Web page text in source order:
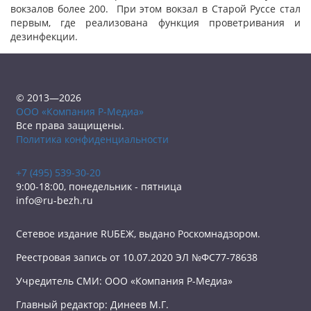
вокзалов более 200. При этом вокзал в Старой Руссе стал
первым, где реализована функция проветривания и
дезинфекции.
© 2013—2026
ООО «Компания Р-Медиа»
Все права защищены.
Политика конфиденциальности
+7 (495) 539-30-20
9:00-18:00, понедельник - пятница
info@ru-bezh.ru
Сетевое издание RUБЕЖ, выдано Роскомнадзором.
Реестровая запись от 10.07.2020 ЭЛ №ФС77-78638
Учредитель СМИ: ООО «Компания Р-Медиа»
Главный редактор: Динеев М.Г.